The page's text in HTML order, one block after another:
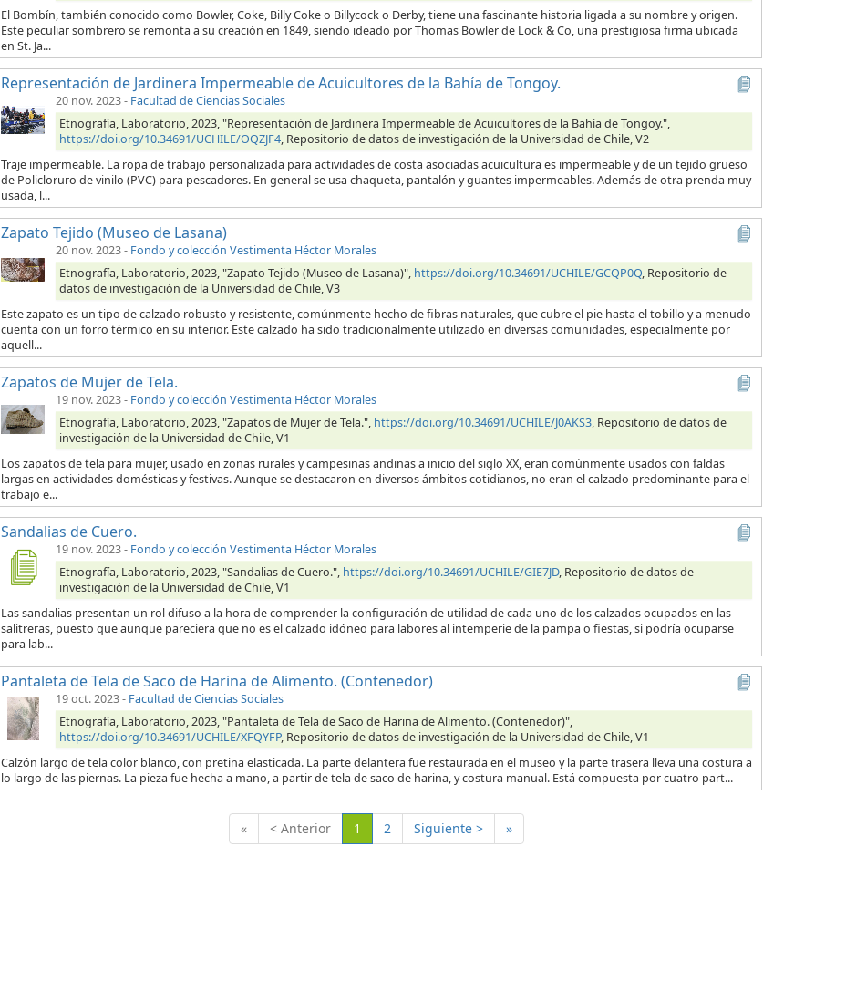
El Bombín, también conocido como Bowler, Coke, Billy Coke o Billycock o Derby, tiene una fascinante historia ligada a su nombre y origen.
Este peculiar sombrero se remonta a su creación en 1849, siendo ideado por Thomas Bowler de Lock & Co, una prestigiosa firma ubicada
en St. Ja...
Representación de Jardinera Impermeable de Acuicultores de la Bahía de Tongoy.
20 nov. 2023- Facultad de Ciencias Sociales
Etnografía, Laboratorio, 2023, "Representación de Jardinera Impermeable de Acuicultores de la Bahía de Tongoy.",
https://doi.org/10.34691/UCHILE/OQZJF4, Repositorio de datos de investigación de la Universidad de Chile, V2
Traje impermeable. La ropa de trabajo personalizada para actividades de costa asociadas acuicultura es impermeable y de un tejido grueso
de Policloruro de vinilo (PVC) para pescadores. En general se usa chaqueta, pantalón y guantes impermeables. Además de otra prenda muy
usada, l...
Zapato Tejido (Museo de Lasana)
20 nov. 2023- Fondo y colección Vestimenta Héctor Morales
Etnografía, Laboratorio, 2023, "Zapato Tejido (Museo de Lasana)", https://doi.org/10.34691/UCHILE/GCQP0Q, Repositorio de
datos de investigación de la Universidad de Chile, V3
Este zapato es un tipo de calzado robusto y resistente, comúnmente hecho de fibras naturales, que cubre el pie hasta el tobillo y a menudo
cuenta con un forro térmico en su interior. Este calzado ha sido tradicionalmente utilizado en diversas comunidades, especialmente por
aquell...
Zapatos de Mujer de Tela.
19 nov. 2023- Fondo y colección Vestimenta Héctor Morales
Etnografía, Laboratorio, 2023, "Zapatos de Mujer de Tela.", https://doi.org/10.34691/UCHILE/J0AKS3, Repositorio de datos de
investigación de la Universidad de Chile, V1
Los zapatos de tela para mujer, usado en zonas rurales y campesinas andinas a inicio del siglo XX, eran comúnmente usados con faldas
largas en actividades domésticas y festivas. Aunque se destacaron en diversos ámbitos cotidianos, no eran el calzado predominante para el
trabajo e...
Sandalias de Cuero.
19 nov. 2023- Fondo y colección Vestimenta Héctor Morales
Etnografía, Laboratorio, 2023, "Sandalias de Cuero.", https://doi.org/10.34691/UCHILE/GIE7JD, Repositorio de datos de
investigación de la Universidad de Chile, V1
Las sandalias presentan un rol difuso a la hora de comprender la configuración de utilidad de cada uno de los calzados ocupados en las
salitreras, puesto que aunque pareciera que no es el calzado idóneo para labores al intemperie de la pampa o fiestas, si podría ocuparse
para lab...
Pantaleta de Tela de Saco de Harina de Alimento. (Contenedor)
19 oct. 2023- Facultad de Ciencias Sociales
Etnografía, Laboratorio, 2023, "Pantaleta de Tela de Saco de Harina de Alimento. (Contenedor)",
https://doi.org/10.34691/UCHILE/XFQYFP, Repositorio de datos de investigación de la Universidad de Chile, V1
Calzón largo de tela color blanco, con pretina elasticada. La parte delantera fue restaurada en el museo y la parte trasera lleva una costura a
lo largo de las piernas. La pieza fue hecha a mano, a partir de tela de saco de harina, y costura manual. Está compuesta por cuatro part...
« < Anterior 1 (Actual)
2 Siguiente > »